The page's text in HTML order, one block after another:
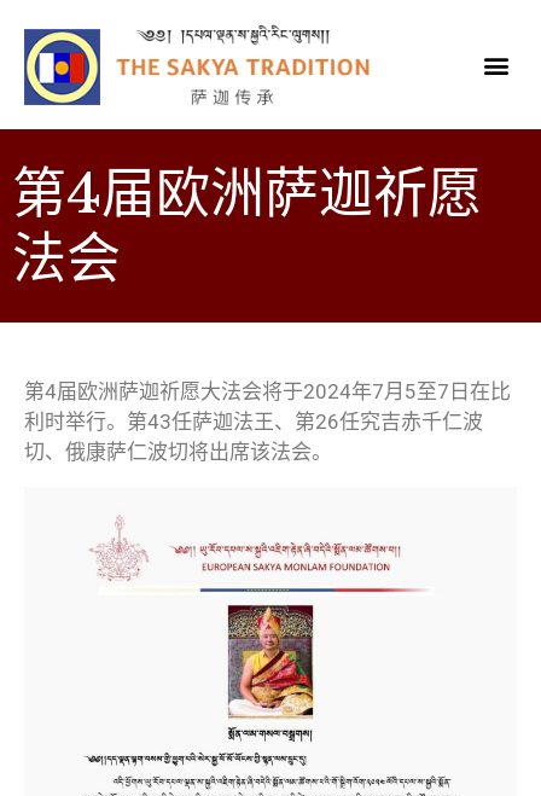
第4届欧洲萨迦祈愿
法会
第4届欧洲萨迦祈愿大法会将于2024年7月5至7日在比
利时举行。第43任萨迦法王、第26任究吉赤千仁波
切、俄康萨仁波切将出席该法会。